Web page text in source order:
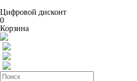
Цифровой дисконт
0
Корзина